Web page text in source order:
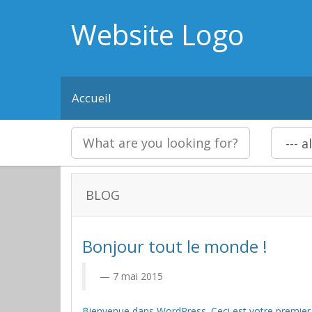
Website Logo
Accueil
BLOG
Bonjour tout le monde !
7 mai 2015